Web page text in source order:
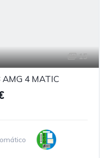
15
AMG 4 MATIC